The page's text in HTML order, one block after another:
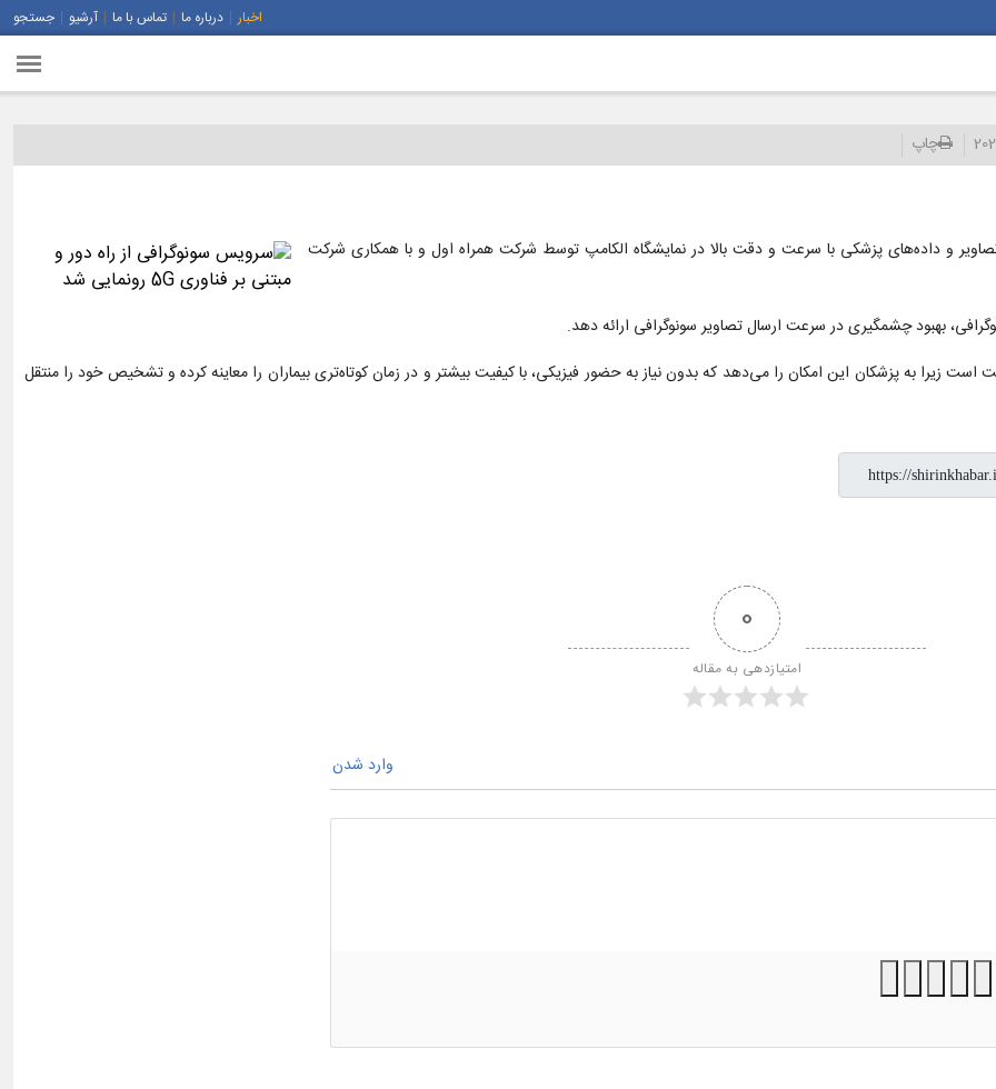
اخبار درباره ما تماس با ما آرشیو جستجو
چاپ
و داده‌های پزشکی با سرعت و دقت بالا در نمایشگاه الکامپ توسط شرکت همراه اول و با همکاری شرکت
بهبود چشمگیری در سرعت ارسال تصاویر سونوگرافی ارائه دهد.
است زیرا به پزشکان این امکان را می‌دهد که بدون نیاز به حضور فیزیکی، با کیفیت بیشتر و در زمان کوتاه‌تری بیماران را معاینه کرده و تشخیص خود را منتقل
0
امتیازدهی به مقاله
وارد شدن